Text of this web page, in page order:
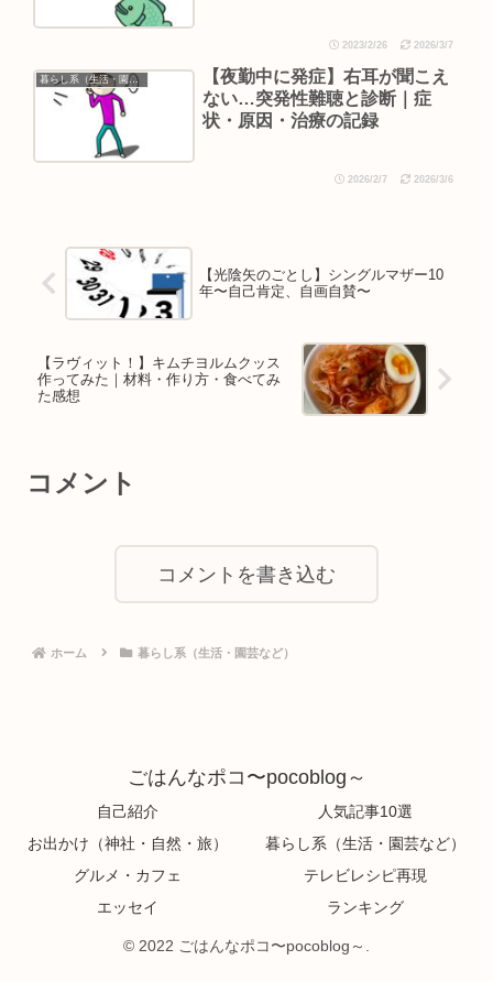
2023/2/26 2026/3/7
暮らし系（生活・園芸など）
【夜勤中に発症】右耳が聞こえ
ない…突発性難聴と診断｜症
状・原因・治療の記録
2026/2/7 2026/3/6
【光陰矢のごとし】シングルマザー10
年〜自己肯定、自画自賛〜
【ラヴィット！】キムチヨルムクッス
作ってみた｜材料・作り方・食べてみ
た感想
コメント
コメントを書き込む
ホーム 暮らし系（生活・園芸など）
ごはんなポコ〜pocoblog～
自己紹介
人気記事10選
お出かけ（神社・自然・旅）
暮らし系（生活・園芸など）
グルメ・カフェ
テレビレシピ再現
エッセイ
ランキング
© 2022 ごはんなポコ〜pocoblog～.